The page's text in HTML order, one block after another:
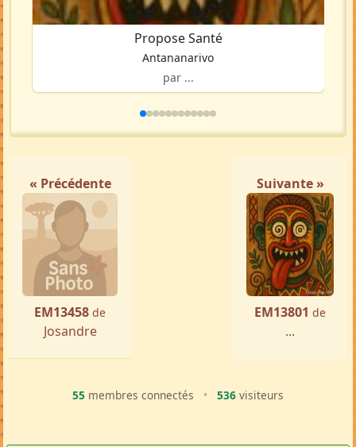
Propose Santé
Antananarivo
par ...
« Précédente
EM13458 de
Josandre
Suivante »
EM13801 de
...
55 membres connectés • 536 visiteurs